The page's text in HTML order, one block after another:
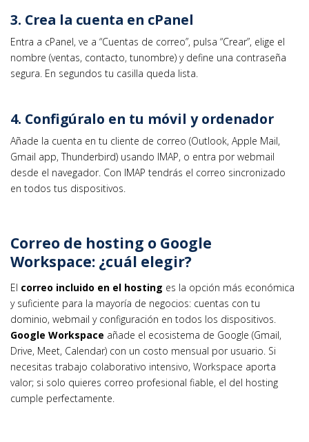
3. Crea la cuenta en cPanel
Entra a cPanel, ve a “Cuentas de correo”, pulsa “Crear”, elige el
nombre (ventas, contacto, tunombre) y define una contraseña
segura. En segundos tu casilla queda lista.
4. Configúralo en tu móvil y ordenador
Añade la cuenta en tu cliente de correo (Outlook, Apple Mail,
Gmail app, Thunderbird) usando IMAP, o entra por webmail
desde el navegador. Con IMAP tendrás el correo sincronizado
en todos tus dispositivos.
Correo de hosting o Google
Workspace: ¿cuál elegir?
El correo incluido en el hosting es la opción más económica
y suficiente para la mayoría de negocios: cuentas con tu
dominio, webmail y configuración en todos los dispositivos.
Google Workspace añade el ecosistema de Google (Gmail,
Drive, Meet, Calendar) con un costo mensual por usuario. Si
necesitas trabajo colaborativo intensivo, Workspace aporta
valor; si solo quieres correo profesional fiable, el del hosting
cumple perfectamente.